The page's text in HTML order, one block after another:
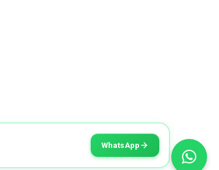
WhatsApp